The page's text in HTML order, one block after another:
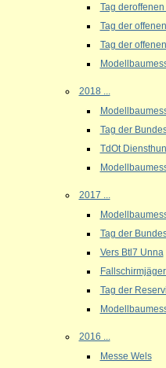
Tag
Tag der
Tag der
2018 ...
Tag der
TdOt
2017 ...
Tag der
Vers Btl7 Unna
Tag der
2016 ...
Messe Wels